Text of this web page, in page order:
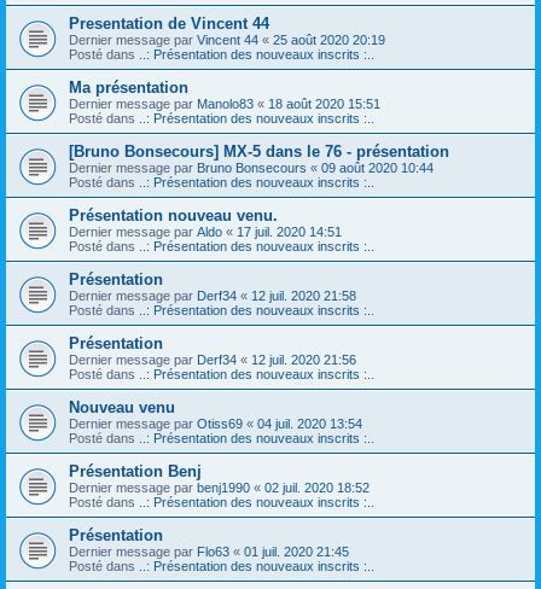
Presentation de Vincent 44
Dernier message par Vincent 44 « 25 août 2020 20:19
Posté dans
..: Présentation des nouveaux inscrits :..
Ma présentation
Dernier message par Manolo83 « 18 août 2020 15:51
Posté dans
..: Présentation des nouveaux inscrits :..
[Bruno Bonsecours] MX-5 dans le 76 - présentation
Dernier message par Bruno Bonsecours « 09 août 2020 10:44
Posté dans
..: Présentation des nouveaux inscrits :..
Présentation nouveau venu.
Dernier message par Aldo « 17 juil. 2020 14:51
Posté dans
..: Présentation des nouveaux inscrits :..
Présentation
Dernier message par Derf34 « 12 juil. 2020 21:58
Posté dans
..: Présentation des nouveaux inscrits :..
Présentation
Dernier message par Derf34 « 12 juil. 2020 21:56
Posté dans
..: Présentation des nouveaux inscrits :..
Nouveau venu
Dernier message par Otiss69 « 04 juil. 2020 13:54
Posté dans
..: Présentation des nouveaux inscrits :..
Présentation Benj
Dernier message par benj1990 « 02 juil. 2020 18:52
Posté dans
..: Présentation des nouveaux inscrits :..
Présentation
Dernier message par Flo63 « 01 juil. 2020 21:45
Posté dans
..: Présentation des nouveaux inscrits :..